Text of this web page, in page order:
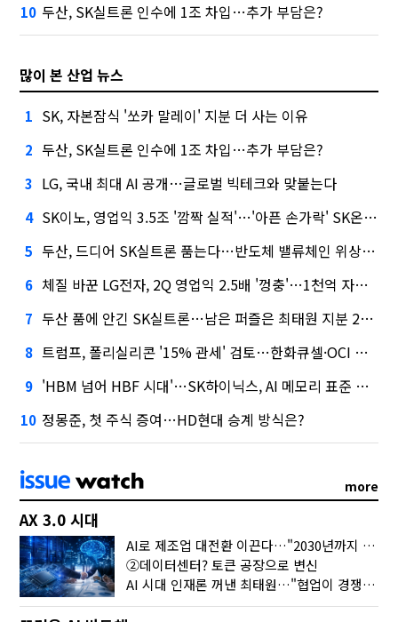
10 두산, SK실트론 인수에 1조 차입…추가 부담은?
많이 본 산업 뉴스
1 SK, 자본잠식 '쏘카 말레이' 지분 더 사는 이유
2 두산, SK실트론 인수에 1조 차입…추가 부담은?
3 LG, 국내 최대 AI 공개…글로벌 빅테크와 맞붙는다
4 SK이노, 영업익 3.5조 '깜짝 실적'…'아픈 손가락' SK온의 반전
5 두산, 드디어 SK실트론 품는다…반도체 밸류체인 위상 강화
6 체질 바꾼 LG전자, 2Q 영업익 2.5배 '껑충'…1천억 자사주 태운다
7 두산 품에 안긴 SK실트론…남은 퍼즐은 최태원 지분 29.4%
8 트럼프, 폴리실리콘 '15% 관세' 검토…한화큐셀·OCI 영향은?
9 'HBM 넘어 HBF 시대'…SK하이닉스, AI 메모리 표준 선점 나섰다
10 정몽준, 첫 주식 증여…HD현대 승계 방식은?
more
AX 3.0 시대
AI로 제조업 대전환 이끈다…"2030년까지 민관합동 20조 투자"
②데이터센터? 토큰 공장으로 변신
AI 시대 인재론 꺼낸 최태원…"협업이 경쟁력"